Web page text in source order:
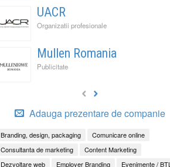
UACR
Organizatii profesionale
Mullen Romania
Publicitate
Adauga prezentare de companie
Branding, design, packaging
Comunicare online
Consultanta de marketing
Content Marketing
Dezvoltare web
Employer Branding
Evenimente / BTL